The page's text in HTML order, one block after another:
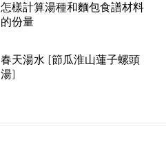
怎樣計算湯種和麵包食譜材料
的份量
春天湯水 [節瓜淮山蓮子螺頭
湯]